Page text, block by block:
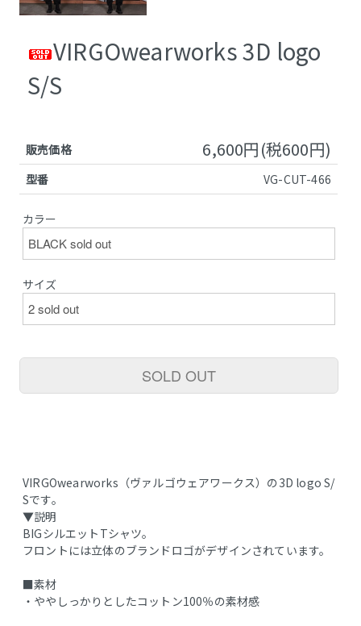
VIRGOwearworks 3D logo
S/S
販売価格 6,600円(税600円)
型番 VG-CUT-466
カラー
サイズ
SOLD OUT
VIRGOwearworks（ヴァルゴウェアワークス）の3D logo S/
Sです。
▼説明
BIGシルエットTシャツ。
フロントには立体のブランドロゴがデザインされています。
■素材
・ややしっかりとしたコットン100％の素材感